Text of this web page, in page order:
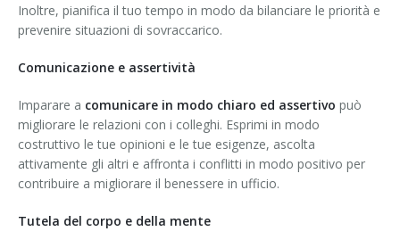
Inoltre, pianifica il tuo tempo in modo da bilanciare le priorità e
prevenire situazioni di sovraccarico.
Comunicazione e assertività
Imparare a comunicare in modo chiaro ed assertivo può
migliorare le relazioni con i colleghi. Esprimi in modo
costruttivo le tue opinioni e le tue esigenze, ascolta
attivamente gli altri e affronta i conflitti in modo positivo per
contribuire a migliorare il benessere in ufficio.
Tutela del corpo e della mente